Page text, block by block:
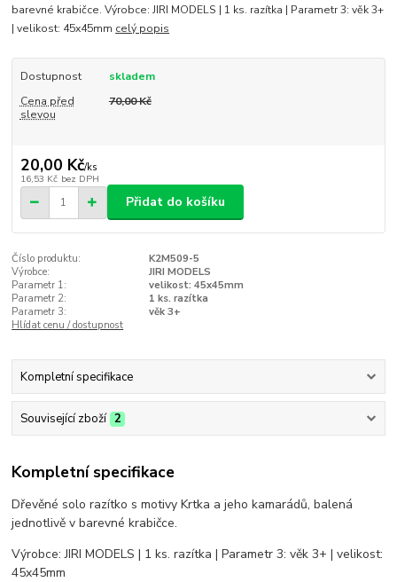
barevné krabičce. Výrobce: JIRI MODELS | 1 ks. razítka | Parametr 3: věk 3+
| velikost: 45x45mm celý popis
Dostupnost
skladem
Cena před
slevou
70,00 Kč
20,00 Kč/ks
16,53 Kč bez DPH
Přidat do košíku
Číslo produktu:
K2M509-5
Výrobce:
JIRI MODELS
Parametr 1:
velikost: 45x45mm
Parametr 2:
1 ks. razítka
Parametr 3:
věk 3+
Hlídat cenu / dostupnost
Kompletní specifikace
Související zboží 2
Kompletní specifikace
Dřevěné solo razítko s motivy Krtka a jeho kamarádů, balená
jednotlivě v barevné krabičce.
Výrobce: JIRI MODELS | 1 ks. razítka | Parametr 3: věk 3+ | velikost:
45x45mm